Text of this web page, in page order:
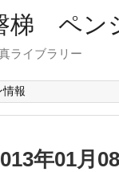
梯 ペン
ライブラリー
情報
年01月